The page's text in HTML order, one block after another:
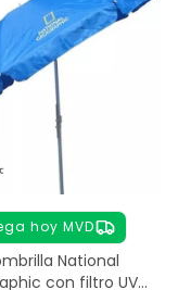
hoy MVD
National
con filtro UV -